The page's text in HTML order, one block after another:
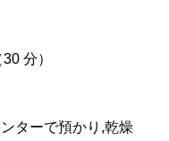
分）
ターで預かり,乾燥